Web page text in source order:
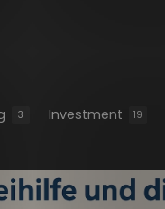
3 Investment 19